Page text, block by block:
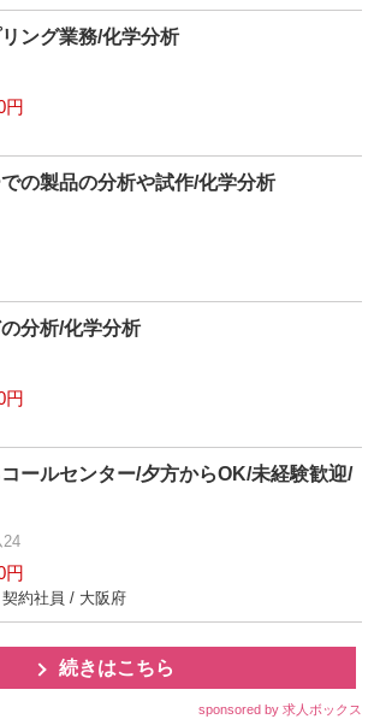
ング業務/化学分析
円
の製品の分析や試作/化学分析
分析/化学分析
円
ールセンター/夕方からOK/未経験歓迎/
24
円
約社員 / 大阪府
続きはこちら
sponsored by 求人ボックス